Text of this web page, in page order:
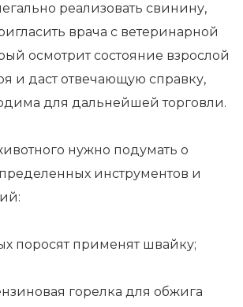
реализовать свинину,
врача с ветеринарной
осмотрит состояние взрослой
и даст отвечающую справку,
для дальнейшей торговли.
нужно подумать о
инструментов и
поросят применят швайку;
горелка для обжига